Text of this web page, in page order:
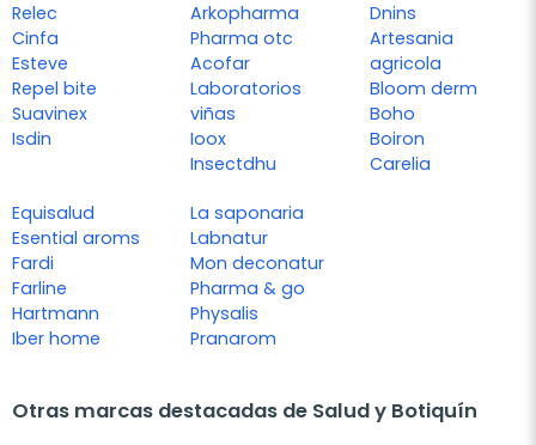
Relec
Cinfa
Esteve
Repel bite
Suavinex
Isdin
Arkopharma
Pharma otc
Acofar
Laboratorios
viñas
Ioox
Insectdhu
Dnins
Artesania
agricola
Bloom derm
Boho
Boiron
Carelia
Equisalud
Esential aroms
Fardi
Farline
Hartmann
Iber home
La saponaria
Labnatur
Mon deconatur
Pharma & go
Physalis
Pranarom
Otras marcas destacadas de Salud y Botiquín